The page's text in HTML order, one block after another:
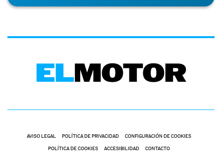
AVISO LEGAL POLÍTICA DE PRIVACIDAD CONFIGURACIÓN DE COOKIES
POLÍTICA DE COOKIES ACCESIBILIDAD CONTACTO